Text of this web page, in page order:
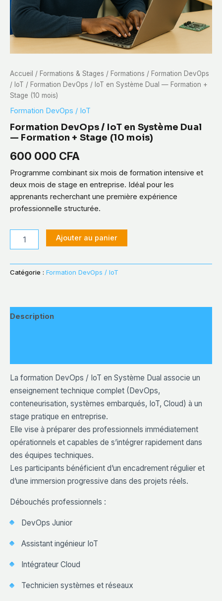
Accueil / Formations & Stages / Formations / Formation DevOps
/ IoT / Formation DevOps / IoT en Système Dual — Formation +
Stage (10 mois)
Formation DevOps / IoT
Formation DevOps / IoT en Système Dual
— Formation + Stage (10 mois)
600 000 CFA
Programme combinant six mois de formation intensive et
deux mois de stage en entreprise. Idéal pour les
apprenants recherchant une première expérience
professionnelle structurée.
DevOps
/
Dual
(10
mois)
Ajouter au panier
Alternative:
Catégorie : Formation DevOps / IoT
Description
La formation DevOps / IoT en Système Dual associe un
enseignement technique complet (DevOps,
conteneurisation, systèmes embarqués, IoT, Cloud) à un
stage pratique en entreprise.
Elle vise à préparer des professionnels immédiatement
opérationnels et capables de s’intégrer rapidement dans
des équipes techniques.
Les participants bénéficient d’un encadrement régulier et
d’une immersion progressive dans des projets réels.
Débouchés professionnels :
DevOps Junior
Assistant ingénieur IoT
Intégrateur Cloud
Technicien systèmes et réseaux